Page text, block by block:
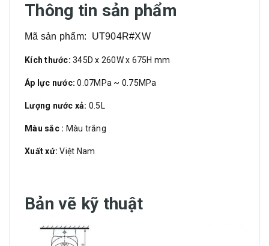
Thông tin sản phẩm
Mã sản phẩm: UT904R#XW
Kích thước: 345D x 260W x 675H mm
Áp lực nước: 0.07MPa ~ 0.75MPa
Lượng nước xả: 0.5L
Màu sắc : Màu trắng
Xuất xứ: Việt Nam
Bản vẽ kỹ thuật